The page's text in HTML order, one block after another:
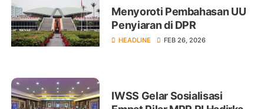
Menyoroti Pembahasan UU
Penyiaran di DPR
HEADLINE FEB 26, 2026
IWSS Gelar Sosialisasi